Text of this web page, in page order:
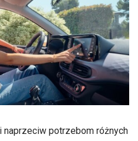
naprzeciw potrzebom różnych